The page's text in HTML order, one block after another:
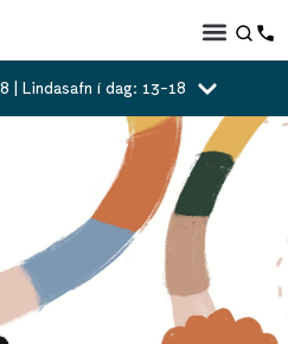
| Lindasafn í dag: 13-18